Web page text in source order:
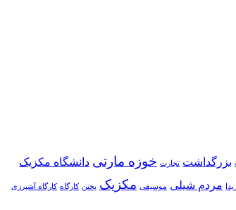
بزرگداشت تجارت خوزه مارتی دانشگاه مکزیک
مردم شیلی موسیقی مکزیک پختن کارگاه کارگاه آشپرزی